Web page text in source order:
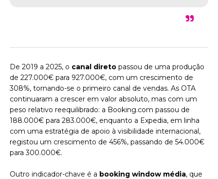
"
De 2019 a 2025, o canal direto passou de uma produção
de 227.000€ para 927.000€, com um crescimento de
308%, tornando-se o primeiro canal de vendas. As OTA
continuaram a crescer em valor absoluto, mas com um
peso relativo reequilibrado: a Booking.com passou de
188.000€ para 283.000€, enquanto a Expedia, em linha
com uma estratégia de apoio à visibilidade internacional,
registou um crescimento de 456%, passando de 54.000€
para 300.000€.
Outro indicador-chave é a booking window média, que